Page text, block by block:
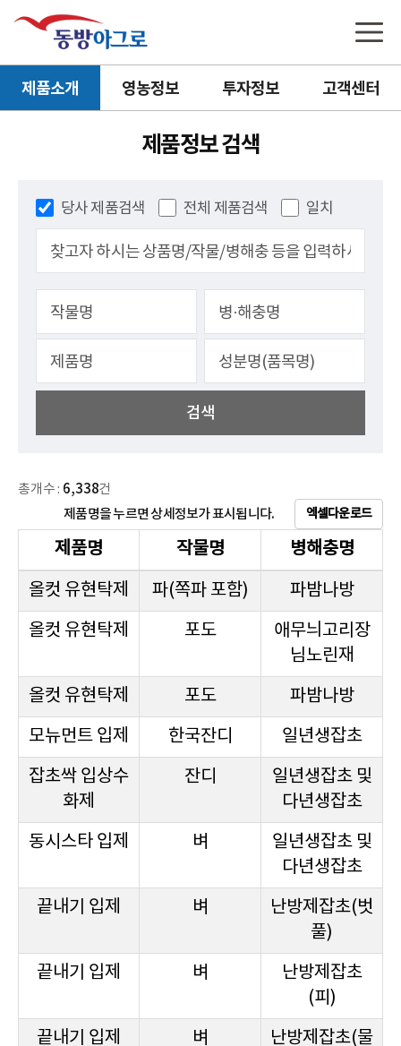
제품소개 영농정보 투자정보 고객센터
제품정보 검색
당사 제품검색 전체 제품검색 일치
검색
총개수 : 6,338건
제품명을 누르면 상세정보가 표시됩니다.
엑셀다운로드
제품명 작물명
병해충명
올컷 유현탁제
파(쪽파 포함)
파밤나방
올컷 유현탁제
포도
애무늬고리장
님노린재
올컷 유현탁제
포도
파밤나방
모뉴먼트 입제
한국잔디
일년생잡초
잡초싹 입상수
화제
잔디
일년생잡초 및
다년생잡초
동시스타 입제
벼
일년생잡초 및
다년생잡초
끝내기 입제
벼
난방제잡초(벗
풀)
끝내기 입제
벼
난방제잡초
(피)
끝내기 입제
벼
난방제잡초(물